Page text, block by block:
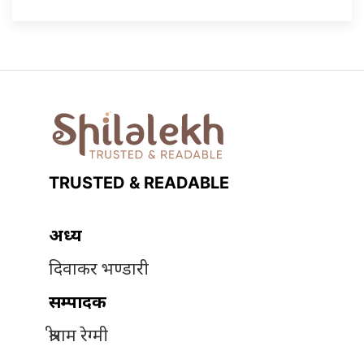
TRUSTED & READABLE
अध्यक्ष
दिवाकर भण्डारी
सम्पादक
श्रीराम रेग्मी